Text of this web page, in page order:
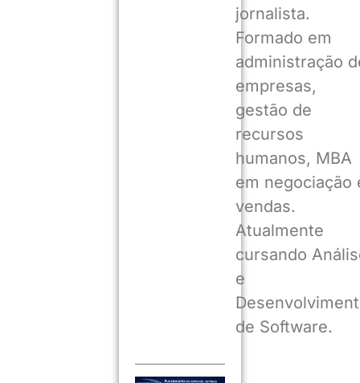
jornalista.
Formado em
administração
empresas,
gestão de
recursos
humanos, MBA
em negociação
vendas.
Atualmente
cursando
e
de Software.